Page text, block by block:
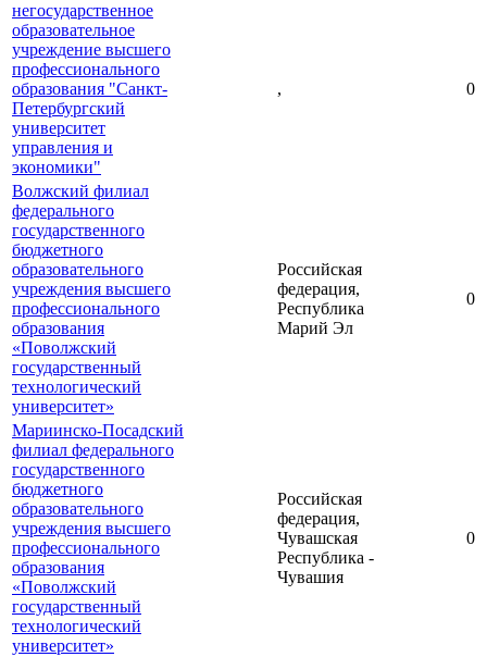
негосударственное
образовательное
учреждение высшего
профессионального
образования "Санкт-
Петербургский
университет
управления и
экономики"
, 0
Волжский филиал
федерального
государственного
бюджетного
образовательного
учреждения высшего
профессионального
образования
«Поволжский
государственный
технологический
университет»
Российская
федерация,
Республика
Марий Эл
0
Мариинско-Посадский
филиал федерального
государственного
бюджетного
образовательного
учреждения высшего
профессионального
образования
«Поволжский
государственный
технологический
университет»
Российская
федерация,
Чувашская
Республика -
Чувашия
0